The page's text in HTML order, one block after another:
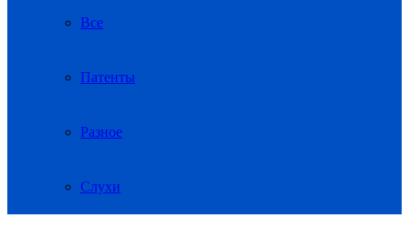
Все
Патенты
Разное
Слухи